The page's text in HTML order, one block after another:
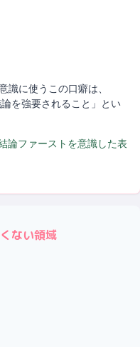
識に使うこの口癖は、
を強要されること」とい
論ファーストを意識した表
ない領域